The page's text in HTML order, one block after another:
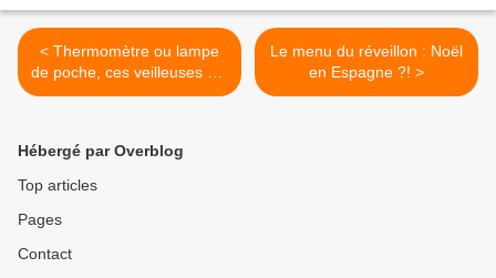
< Thermomètre ou lampe
de poche, ces veilleuses qui
en font plus !
Le menu du réveillon : Noël
en Espagne ?! >
Hébergé par Overblog
Top articles
Pages
Contact